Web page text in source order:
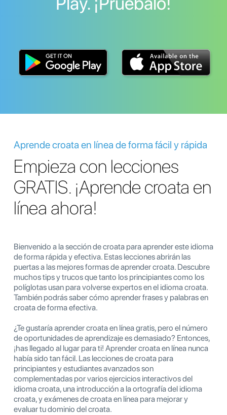
Aprende croata en línea de forma fácil y rápida
Empieza con lecciones
GRATIS. ¡Aprende croata en
línea ahora!
Bienvenido a la sección de croata para aprender este idioma
de forma rápida y efectiva. Estas lecciones abrirán las
puertas a las mejores formas de aprender croata. Descubre
muchos tips y trucos que tanto los principiantes como los
políglotas usan para volverse expertos en el idioma croata.
También podrás saber cómo aprender frases y palabras en
croata de forma efectiva.
¿Te gustaría aprender croata en línea gratis, pero el número
de oportunidades de aprendizaje es demasiado? Entonces,
¡has llegado al lugar para ti! Aprender croata en línea nunca
había sido tan fácil. Las lecciones de croata para
principiantes y estudiantes avanzados son
complementadas por varios ejercicios interactivos del
idioma croata, una introducción a la ortografía del idioma
croata, y exámenes de croata en línea para mejorar y
evaluar tu dominio del croata.